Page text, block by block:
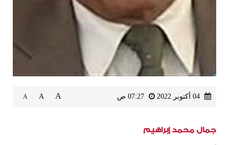
A
A
A
جمال محمد إبراهيم